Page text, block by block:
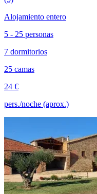
Alojamiento entero
5 - 25 personas
7 dormitorios
25 camas
24 €
pers./noche (aprox.)